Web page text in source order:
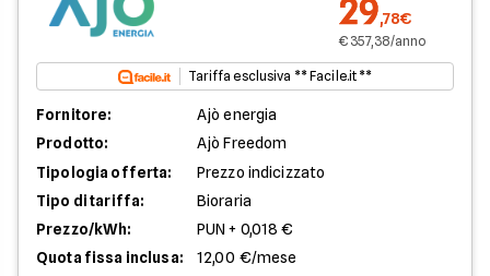
29,78€
€ 357,38/anno
Tariffa esclusiva ** Facile.it **
Fornitore:
Ajò energia
Prodotto:
Ajò Freedom
Tipologia offerta:
Prezzo indicizzato
Tipo di tariffa:
Bioraria
Prezzo/kWh:
PUN + 0,018 €
Quota fissa inclusa:
12,00 €/mese